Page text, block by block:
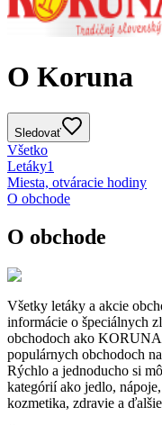
O Koruna
Sledovať
Všetko
Letáky1
Miesta, otváracie hodiny
O obchode
O obchode
Všetky letáky a akcie
informácie o špeciálnych
obchodoch ako
populárnych obchodoch
Rýchlo a jednoducho si
kategórií ako jedlo,
kozmetika, zdravie a